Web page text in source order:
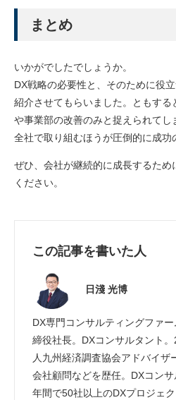
まとめ
いかがでしたでしょうか。
DX戦略の必要性と、そのために役
紹介させてもらいました。ともす
や事業部の改善のみと捉えられてし
全社で取り組むほうが圧倒的に成功
ぜひ、会社が継続的に成長するため
ください。
この記事を書いた人
日淺 光博
DX専門コンサルティングファ
締役社長。DXコンサルタント
人九州経済調査協会アドバイザ
会社顧問などを歴任。DXコン
年間で50社以上のDXプロジェ